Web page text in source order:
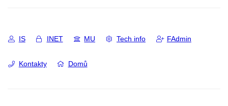
IS INET MU Tech info FAdmin
Kontakty Domů